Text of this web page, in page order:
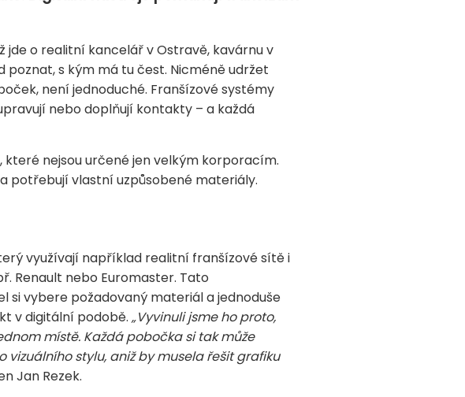
jde o realitní kancelář v Ostravě, kavárnu v
s kým má tu čest. Nicméně udržet
není jednoduché. Franšízové systémy
nebo doplňují kontakty – a každá
nejsou určené jen velkým korporacím.
potřebují vlastní uzpůsobené materiály.
využívají například realitní franšízové sítě i
Renault nebo Euromaster. Tato
si vybere požadovaný materiál a jednoduše
v digitální podobě. „Vyvinuli jsme ho proto,
místě. Každá pobočka si tak může
stylu, aniž by musela řešit grafiku
Jan Rezek.